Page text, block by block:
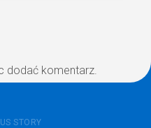
dodać komentarz.
STORY